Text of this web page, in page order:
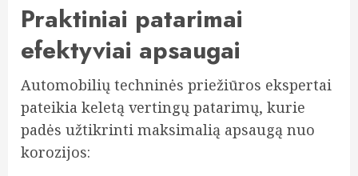
Praktiniai patarimai
efektyviai apsaugai
Automobilių techninės priežiūros ekspertai
pateikia keletą vertingų patarimų, kurie
padės užtikrinti maksimalią apsaugą nuo
korozijos: